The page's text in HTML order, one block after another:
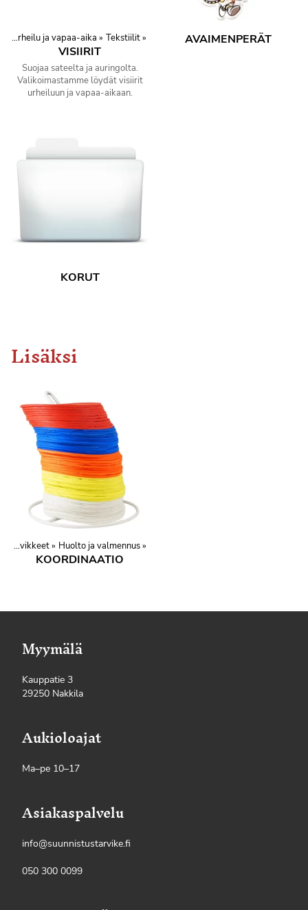
Urheilu ja vapaa-aika ‪» Tekstiilit‪»
VISIIRIT
Suojaa sateelta ja auringolta.
Valikoimastamme löydät visiirit
urheiluun ja vapaa-aikaan.
AVAIMENPERÄT
KORUT
Lisäksi
Varusteet ja tarvikkeet‪» Huolto ja valmennus‪»
KOORDINAATIO
Myymälä
Kauppatie 3
29250 Nakkila
Aukioloajat
Ma–pe 10–17
Asiakaspalvelu
info@suunnistustarvike.fi
050 300 0099